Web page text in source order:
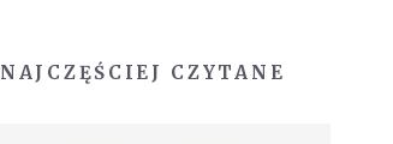
NAJCZĘŚCIEJ CZYTANE